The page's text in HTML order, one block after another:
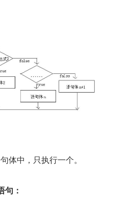
体中，只执行一个。
：